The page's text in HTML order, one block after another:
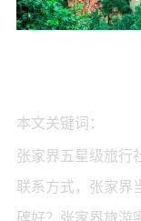
本文关键词：
张家界五星级旅行
联系方式，张家界
碑好？张家界旅游